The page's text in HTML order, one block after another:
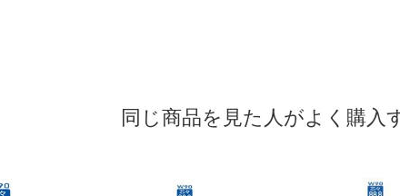
同じ商品を見た人がよく購入